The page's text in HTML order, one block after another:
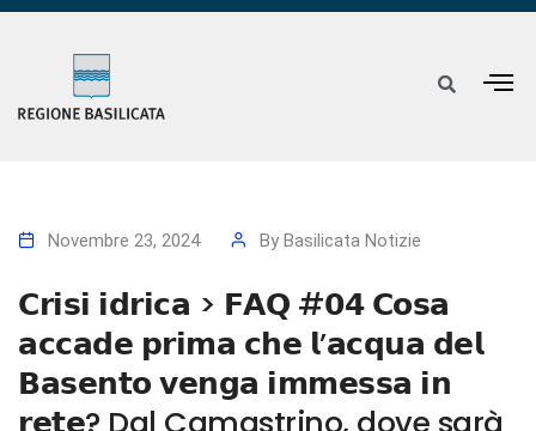
Novembre 23, 2024 By Basilicata Notizie
𝗖𝗿𝗶𝘀𝗶 𝗶𝗱𝗿𝗶𝗰𝗮 > 𝗙𝗔𝗤 #𝟬𝟰 𝗖𝗼𝘀𝗮
𝗮𝗰𝗰𝗮𝗱𝗲 𝗽𝗿𝗶𝗺𝗮 𝗰𝗵𝗲 𝗹’𝗮𝗰𝗾𝘂𝗮 𝗱𝗲𝗹
𝗕𝗮𝘀𝗲𝗻𝘁𝗼 𝘃𝗲𝗻𝗴𝗮 𝗶𝗺𝗺𝗲𝘀𝘀𝗮 𝗶𝗻